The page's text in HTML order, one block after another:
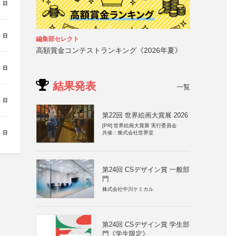
日
日
日
日
日
編集部セレクト
高額賞金コンテストランキング《2026年夏》
結果発表 一覧
第22回 世界絵画大賞展 2026
[PR] 世界絵画大賞展 実行委員会
共催：株式会社世界堂
第24回 CSデザイン賞 一般部
門
株式会社中川ケミカル
第24回 CSデザイン賞 学生部
門《学生限定》